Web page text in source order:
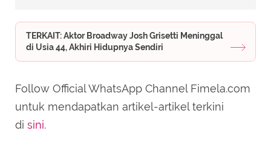
TERKAIT: Aktor Broadway Josh Grisetti Meninggal
di Usia 44, Akhiri Hidupnya Sendiri
Follow Official WhatsApp Channel Fimela.com
untuk mendapatkan artikel-artikel terkini
di sini.